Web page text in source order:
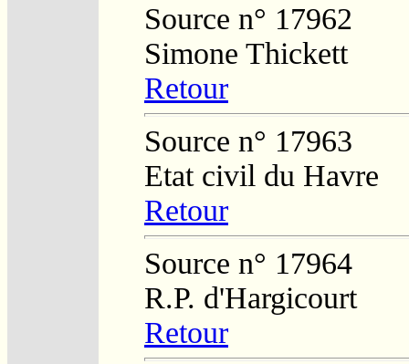
Source n° 17962
Simone Thickett
Retour
Source n° 17963
Etat civil du Havre
Retour
Source n° 17964
R.P. d'Hargicourt
Retour